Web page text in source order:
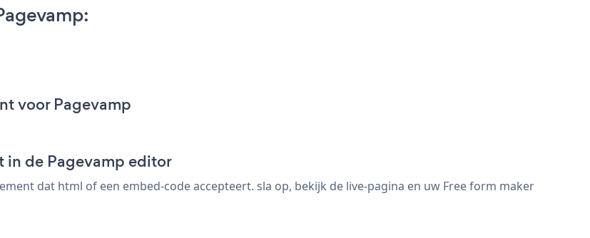
voor Pagevamp
de Pagevamp editor
dat html of een embed-code accepteert. sla op, bekijk de live-pagina en uw Free form maker